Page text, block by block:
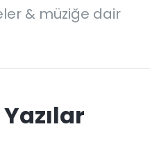
& müziğe dair